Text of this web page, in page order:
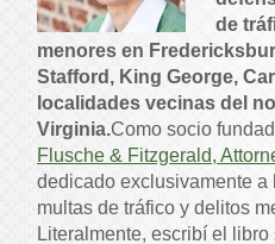
de
menores en
Stafford, King George,
localidades vecinas del
Virginia.Como socio
Flusche & Fitzgerald,
dedicado exclusivamente a
multas de tráfico y delitos
Literalmente, escribí el libro